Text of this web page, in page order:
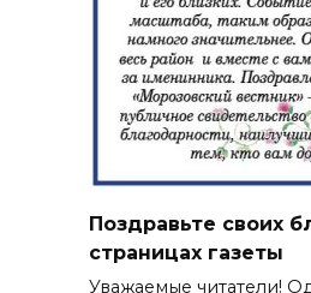
Поздравьте своих
страницах газеты
Уважаемые читатели!